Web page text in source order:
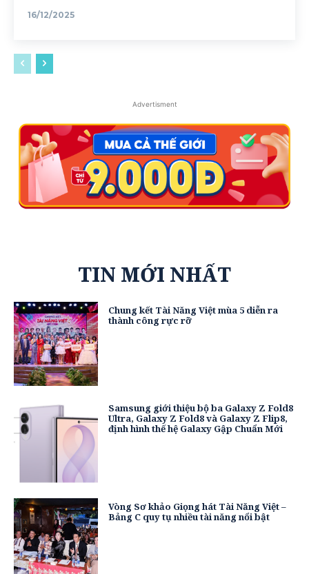
16/12/2025
Advertisment
TIN MỚI NHẤT
Chung kết Tài Năng Việt mùa 5 diễn ra
thành công rực rỡ
Samsung giới thiệu bộ ba Galaxy Z Fold8
Ultra, Galaxy Z Fold8 và Galaxy Z Flip8,
định hình thế hệ Galaxy Gập Chuẩn Mới
Vòng Sơ khảo Giọng hát Tài Năng Việt –
Bảng C quy tụ nhiều tài năng nổi bật